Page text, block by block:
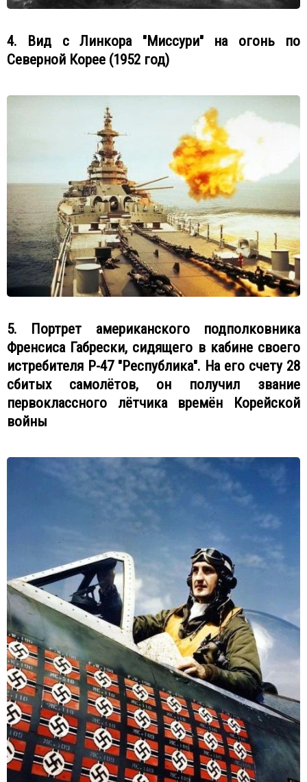
4. Вид с Линкора "Миссури" на огонь по
Северной Корее (1952 год)
5. Портрет американского подполковника
Френсиса Габрески, сидящего в кабине своего
истребителя Р-47 "Республика". На его счету 28
сбитых самолётов, он получил звание
первоклассного лётчика времён Корейской
войны